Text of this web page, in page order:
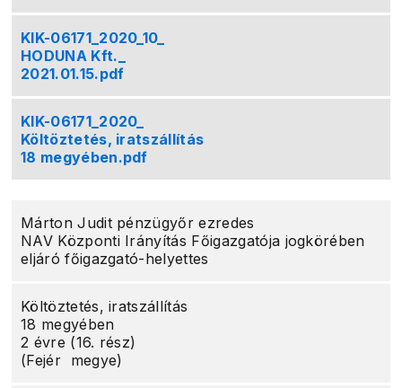
KIK-06171_2020_10_
HODUNA Kft._
2021.01.15.pdf
KIK-06171_2020_
Költöztetés, iratszállítás
18 megyében.pdf
Márton Judit pénzügyőr ezredes
NAV Központi Irányítás Főigazgatója jogkörében
eljáró főigazgató-helyettes
Költöztetés, iratszállítás
18 megyében
2 évre (16. rész)
(Fejér megye)